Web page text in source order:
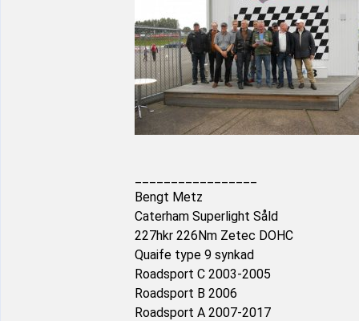
Bengt Metz
Caterham Superlight Såld
227hkr 226Nm Zetec DOHC
Quaife type 9 synkad
Roadsport C 2003-2005
Roadsport B 2006
Roadsport A 2007-2017